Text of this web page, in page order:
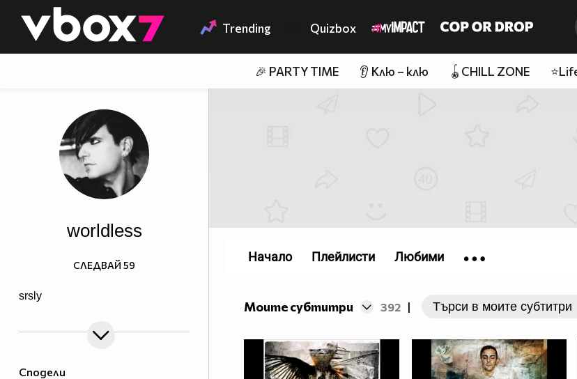
👾 Trending Quizbox
🎉 PARTY TIME 👂 Клю – клю 🪀CHILL ZONE
Сподели
worldless
srsly
СЛЕДВАЙ 59
Моите субтитри 392 |
Начало Плейлисти Любими